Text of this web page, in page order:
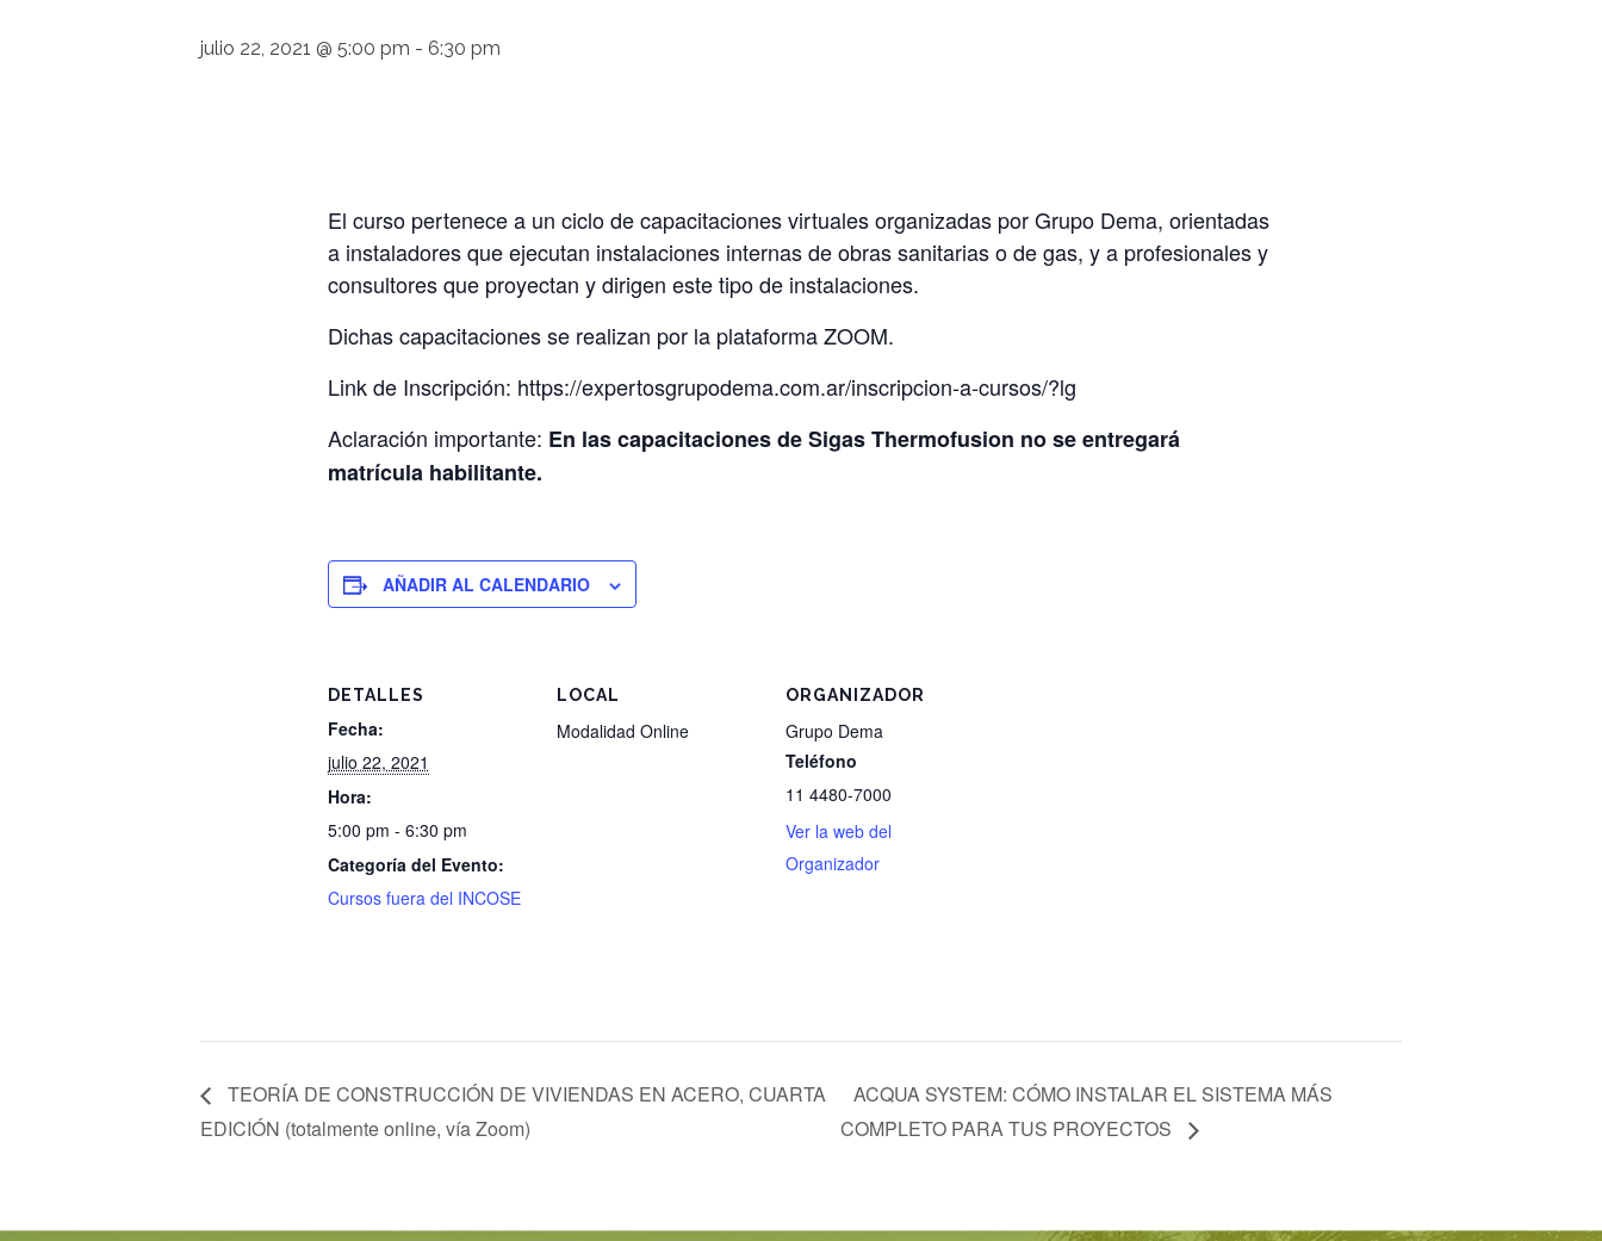
julio 22, 2021 @ 5:00 pm - 6:30 pm
El curso pertenece a un ciclo de capacitaciones virtuales organizadas por Grupo Dema, orientadas
a instaladores que ejecutan instalaciones internas de obras sanitarias o de gas, y a profesionales y
consultores que proyectan y dirigen este tipo de instalaciones.
Dichas capacitaciones se realizan por la plataforma ZOOM.
Link de Inscripción: https://expertosgrupodema.com.ar/inscripcion-a-cursos/?lg
Aclaración importante: En las capacitaciones de Sigas Thermofusion no se entregará
matrícula habilitante.
AÑADIR AL CALENDARIO
DETALLES
Fecha:
julio 22, 2021
Hora:
5:00 pm - 6:30 pm
Categoría del Evento:
Cursos fuera del INCOSE
LOCAL
Modalidad Online
ORGANIZADOR
Grupo Dema
Teléfono
11 4480-7000
Ver la web del
Organizador
TEORÍA DE CONSTRUCCIÓN DE VIVIENDAS EN ACERO, CUARTA
EDICIÓN (totalmente online, vía Zoom)
ACQUA SYSTEM: CÓMO INSTALAR EL SISTEMA MÁS
COMPLETO PARA TUS PROYECTOS